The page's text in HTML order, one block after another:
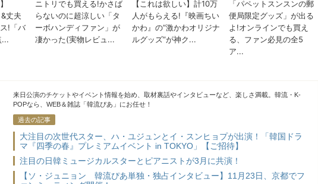
韓流ぴあ来日公演のチケットやイベント情報を始め、取材裏話やインタビューなど、楽しさ満載。韓流・K-
POPなら、WEB＆雑誌「韓流ぴあ」にお任せ！
過去の記事
大注目の次世代スター、ハ・ユジュンとイ・スンヒョプが出演！「韓国ドラ
マ『四季の春』プレミアムイベント in TOKYO」【ご招待】
注目の日韓ミュージカルスターとピアニストが3月に共演！
【ソ・ジュニョン 韓流ぴあ単独・独占インタビュー】11月23日、京都でフ